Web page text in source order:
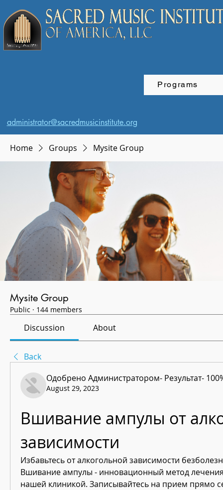
Programs
administrator@sacredmusicinstitute.org
Home Groups Mysite Group
Mysite Group
Public · 144 members
Discussion About
Back
Одобрено Администратором- Результат-
August 29, 2023
Вшивание ампулы от
зависимости
Избавьтесь от алкогольной зависимости
Вшивание ампулы - инновационный метод
нашей клиникой. Записывайтесь на прием прямо